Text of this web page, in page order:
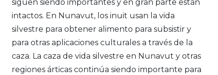
siguen siendo importantes y en gran parte están
intactos. En Nunavut, los inuit usan la vida
silvestre para obtener alimento para subsistir y
para otras aplicaciones culturales a través de la
caza. La caza de vida silvestre en Nunavut y otras
regiones árticas continúa siendo importante para